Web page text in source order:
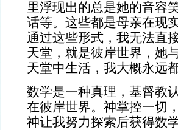
里浮现出的总是她的音容
话等。这些都是母亲在现
通过这些形式，我无法直
天堂，就是彼岸世界，她
天堂中生活，我大概永远
数学是一种真理，基督教
在彼岸世界。神掌控一切
神让我努力探索后获得数